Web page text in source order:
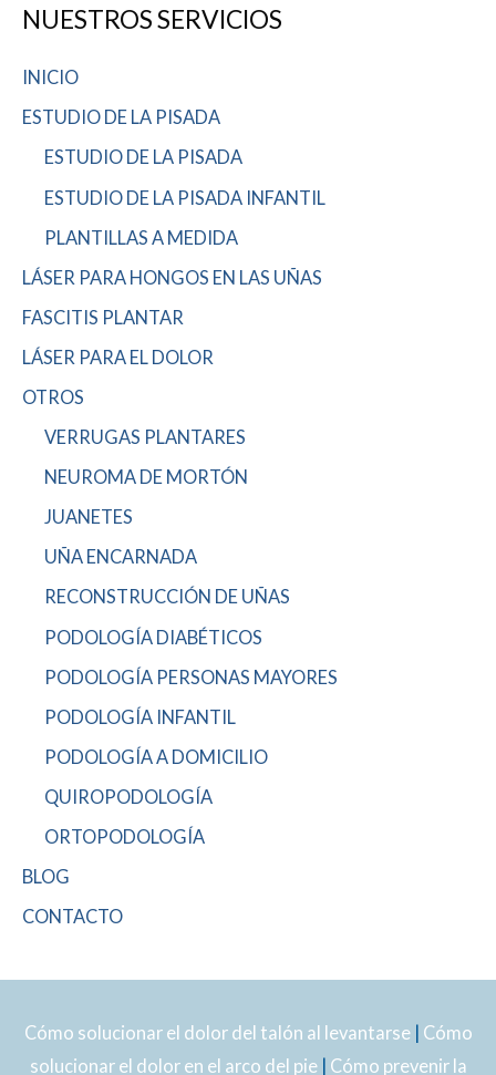
NUESTROS SERVICIOS
INICIO
ESTUDIO DE LA PISADA
ESTUDIO DE LA PISADA
ESTUDIO DE LA PISADA INFANTIL
PLANTILLAS A MEDIDA
LÁSER PARA HONGOS EN LAS UÑAS
FASCITIS PLANTAR
LÁSER PARA EL DOLOR
OTROS
VERRUGAS PLANTARES
NEUROMA DE MORTÓN
JUANETES
UÑA ENCARNADA
RECONSTRUCCIÓN DE UÑAS
PODOLOGÍA DIABÉTICOS
PODOLOGÍA PERSONAS MAYORES
PODOLOGÍA INFANTIL
PODOLOGÍA A DOMICILIO
QUIROPODOLOGÍA
ORTOPODOLOGÍA
BLOG
CONTACTO
Cómo solucionar el dolor del talón al levantarse| Cómo
solucionar el dolor en el arco del pie| Cómo prevenir la